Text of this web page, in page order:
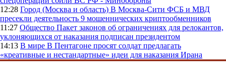
12:28 Город (Москва и область) В Москва-Сити ФСБ и МВД
пресекли деятельность 9 мошеннических криптообменников
11:27 Общество Пакет законов об ограничениях для релокантов,
уклоняющихся от наказания подписан президентом
14:13 В мире В Пентагоне просят солдат предлагать
«креативные и нестандартные» идеи для наказания Ирана